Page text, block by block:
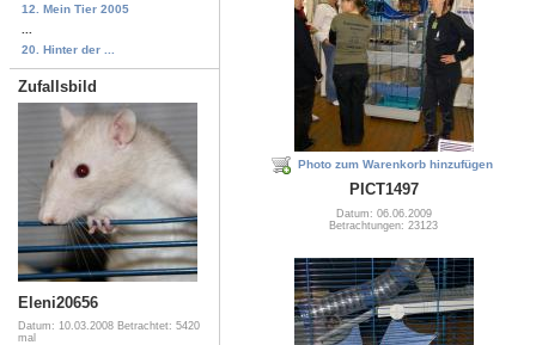
12. Mein Tier 2005
20. Hinter der ...
Zufallsbild
Eleni20656
Datum: 10.03.2008 Betrachtet: 5420
mal
Photo zum Warenkorb hinzufügen
PICT1497
Datum: 06.06.2009
Betrachtungen: 23123